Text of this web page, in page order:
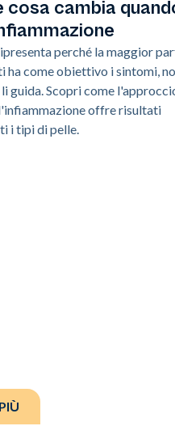
cambia
perché la maggior
ha come obiettivo i sintomi,
li guida. Scopri come
offre risultati
i tipi di pelle.